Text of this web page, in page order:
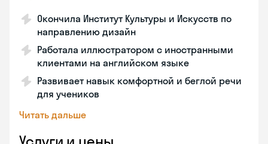
Окончила Институт Культуры и Искусств по
направлению дизайн
Работала иллюстратором с иностранными
клиентами на английском языке
Развивает навык комфортной и беглой речи
для учеников
Читать дальше